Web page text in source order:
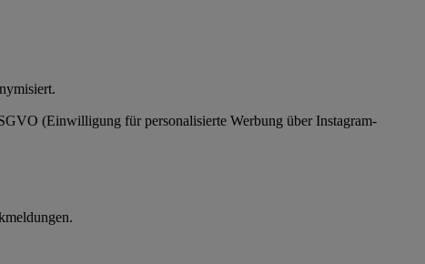
(Einwilligung für personalisierte Werbung über Instagram-